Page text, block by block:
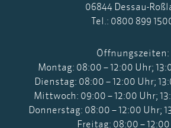
06844 Dessau-
Tel.: 0800 899
Öffnungszeiten:
Montag: 08:00 – 12:00 Uhr;
Dienstag: 08:00 – 12:00 Uhr;
Mittwoch: 09:00 – 12:00 Uhr;
Donnerstag: 08:00 – 12:00 Uhr;
Freitag: 08:00 –